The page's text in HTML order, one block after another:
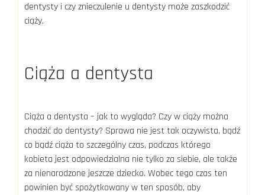
dentysty i czy znieczulenie u dentysty może zaszkodzić
ciąży.
Ciąża a dentysta
Ciąża a dentysta – jak to wygląda? Czy w ciąży można
chodzić do dentysty? Sprawa nie jest tak oczywista, bądź
co bądź ciąża to szczególny czas, podczas którego
kobieta jest odpowiedzialna nie tylko za siebie, ale także
za nienarodzone jeszcze dziecko. Wobec tego czas ten
powinien być spożytkowany w ten sposób, aby